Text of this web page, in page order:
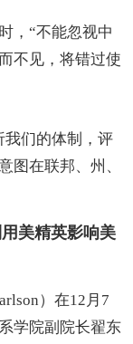
，“不能忽视中
不见，将错过使
我们的体制，评
图在联邦、州、
美精英影响美
）在12月7
学院副院长翟东